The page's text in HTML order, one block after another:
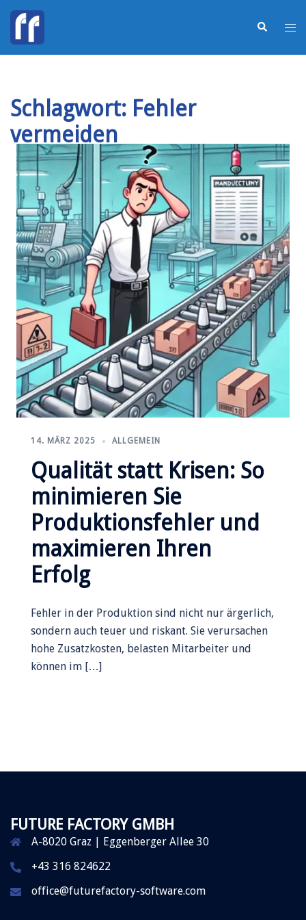
Schlagwort: Fehler
vermeiden
14. MÄRZ 2025 ALLGEMEIN
Qualität statt Krisen: So
minimieren Sie
Produktionsfehler und
maximieren Ihren
Erfolg
Fehler in der Produktion sind nicht nur ärgerlich,
sondern auch teuer und riskant. Sie verursachen
hohe Zusatzkosten, belasten Mitarbeiter und
können im […]
FUTURE FACTORY GMBH
A-8020 Graz | Eggenberger Allee 30
+43 316 824622
office@futurefactory-software.com